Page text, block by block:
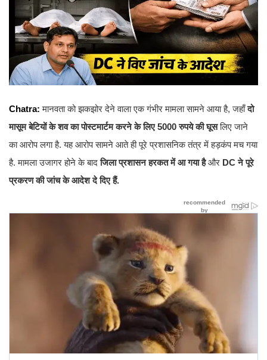
Chatra: मानवता को झकझोर देने वाला एक गंभीर मामला सामने आया है, जहाँदो
मासूम बेटियों के शव का पोस्टमार्टम करने के लिए 5000 रुपये की घूसलिए जाने
का आरोप लगा है. यह आरोप सामने आते ही पूरे प्रशासनिक तंत्र में हड़कंप मच गया
है. मामला उजागर होने के बादजिला प्रशासन हरकत में आ गया हैऔर DC ने पूरे
प्रकरण की जांच के आदेश दे दिए हैं.